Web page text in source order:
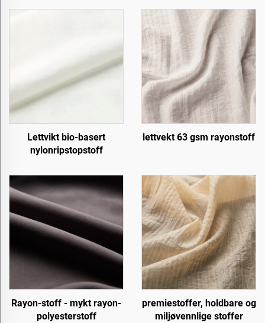
Lettvikt bio-basert
nylonripstopstoff
lettvekt 63 gsm rayonstoff
Rayon-stoff - mykt rayon-
polyesterstoff
premiestoffer, holdbare og
miljøvennlige stoffer